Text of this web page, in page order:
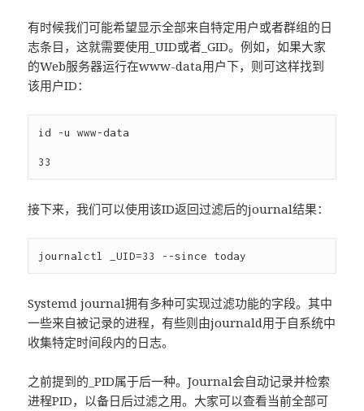
有时候我们可能希望显示全部来自特定用户或者群组的日
志条目，这就需要使用_UID或者_GID。例如，如果大家
的Web服务器运行在www-data用户下，则可这样找到
该用户ID：
id -u www-data
接下来，我们可以使用该ID返回过滤后的journal结果：
Systemd journal拥有多种可实现过滤功能的字段。其中
一些来自被记录的进程，有些则由journald用于自系统中
收集特定时间段内的日志。
之前提到的_PID属于后一种。Journal会自动记录并检索
进程PID，以备日后过滤之用。大家可以查看当前全部可